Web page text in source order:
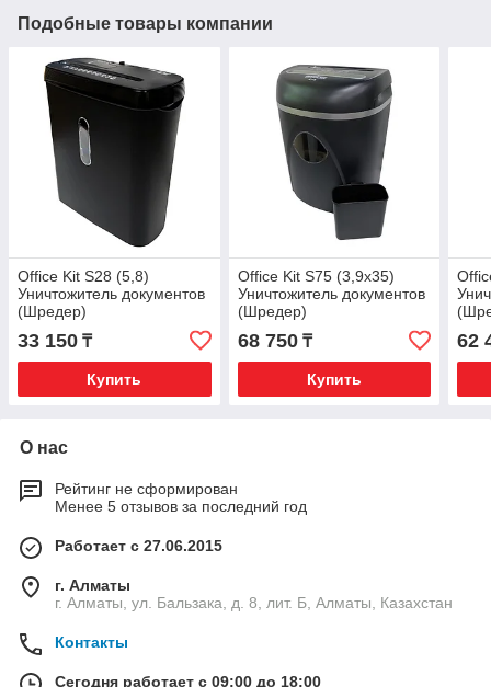
Подобные товары компании
Office Kit S28 (5,8)
Уничтожитель документов
(Шредер)
33 150 ₸
Купить
Office Kit S75 (3,9х35)
Уничтожитель документов
(Шредер)
68 750₸
Купить
62
О нас
Рейтинг не сформирован
Менее 5 отзывов за последний год
Работает с 27.06.2015
г. Алматы
г. Алматы, ул. Бальзака, д. 8, лит. Б, Алматы, Казахстан
Контакты
Сегодня работает с 09:00 до 18:00